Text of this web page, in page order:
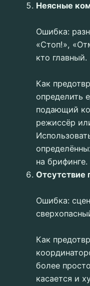
Неясные
Ошибка:
«Стоп!»,
кто главный.
Как
определить
подающий
режиссёр
на брифинге.
Отсутствие
Ошибка:
Как
более
касается и